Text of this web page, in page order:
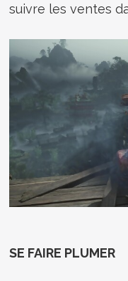
suivre les ventes
SE FAIRE PLUMER